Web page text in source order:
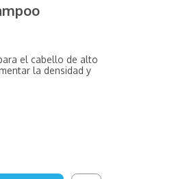
el cabello de alto
la densidad y